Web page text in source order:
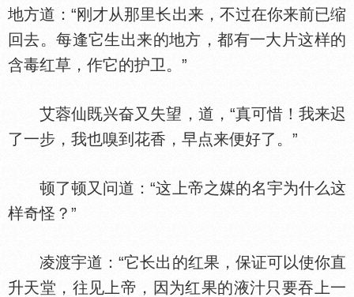
地方道：“刚才从那里长出来，不过在你来前已缩
回去。每逢它生出来的地方，都有一大片这样的
含毒红草，作它的护卫。”
艾蓉仙既兴奋又失望，道，“真可惜！我来迟
了一步，我也嗅到花香，早点来便好了。”
顿了顿又问道：“这上帝之媒的名宇为什么这
样奇怪？”
凌渡宇道：“它长出的红果，保证可以使你直
升天堂，往见上帝，因为红果的液汁只要吞上一